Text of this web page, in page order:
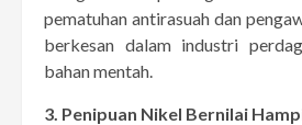
pematuhan antirasuah dan
berkesan dalam industri
bahan mentah.
3. Penipuan Nikel Bernilai